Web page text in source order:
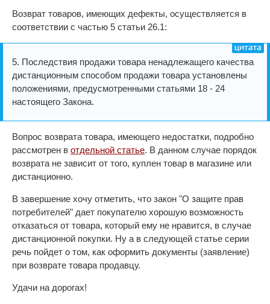
Возврат товаров, имеющих дефекты, осуществляется в
соответствии с частью 5 статьи 26.1:
5. Последствия продажи товара ненадлежащего качества
дистанционным способом продажи товара установлены
положениями, предусмотренными статьями 18 - 24
настоящего Закона.
Вопрос возврата товара, имеющего недостатки, подробно
рассмотрен в отдельной статье. В данном случае порядок
возврата не зависит от того, куплен товар в магазине или
дистанционно.
В завершение хочу отметить, что закон "О защите прав
потребителей" дает покупателю хорошую возможность
отказаться от товара, который ему не нравится, в случае
дистанционной покупки. Ну а в следующей статье серии
речь пойдет о том, как оформить документы (заявление)
при возврате товара продавцу.
Удачи на дорогах!